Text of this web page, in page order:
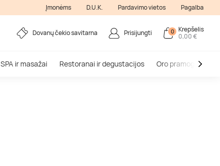
Įmonėms D.U.K. Pardavimo vietos Pagalba
Dovanų čekio savitarna Prisijungti 0 Krepšelis
0,00 €
SPA ir masažai Restoranai ir degustacijos Oro pramogos